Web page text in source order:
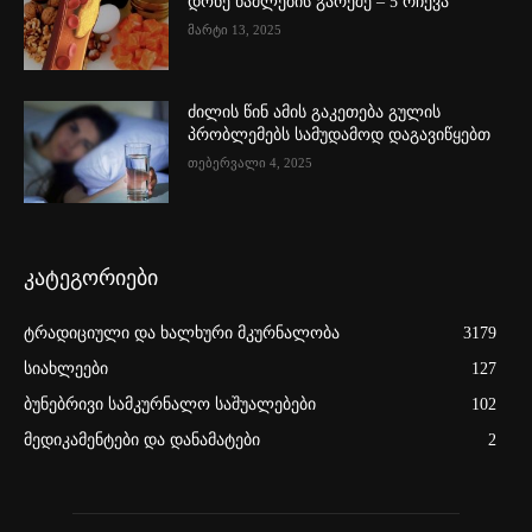
მარტი 13, 2025
ძილის წინ ამის გაკეთება გულის
პრობლემებს სამუდამოდ დაგავიწყებთ
თებერვალი 4, 2025
კატეგორიები
ტრადიციული და ხალხური მკურნალობა
3179
სიახლეები
127
ბუნებრივი სამკურნალო საშუალებები
102
მედიკამენტები და დანამატები
2